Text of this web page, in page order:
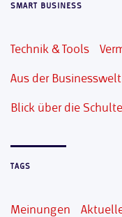
SMART BUSINESS
Technik & Tools
Aus der Businesswelt
Blick über die
TAGS
Meinungen